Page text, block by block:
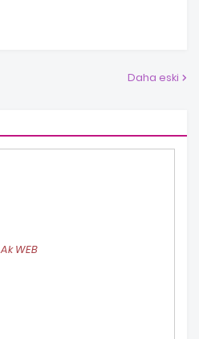
Daha eski
Ak WEB